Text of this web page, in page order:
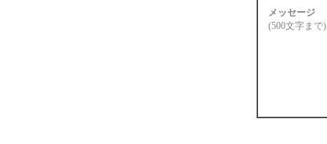
メッセージ
(500文字まで)